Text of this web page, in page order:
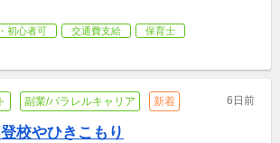
初心者可 交通費支給
保育士
副業/パラレルキャリア 新着 6日前
校やひきこもり